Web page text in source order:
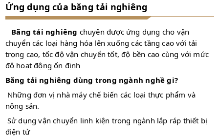
Ứng dụng của băng tải nghiêng
Băng tải nghiêng chuyên được ứng dụng cho vận
chuyển các loại hàng hóa lên xuống các tầng cao với tải
trọng cao, tốc độ vận chuyển tốt, độ bền cao cùng với mức
độ hoạt động ổn định
Băng tải nghiêng dùng trong ngành nghề gi?
Những đơn vị nhà máy chế biến các loại thực phẩm và
nông sản.
Sử dụng vận chuyển linh kiện trong ngành lắp ráp thiết bị
điện tử